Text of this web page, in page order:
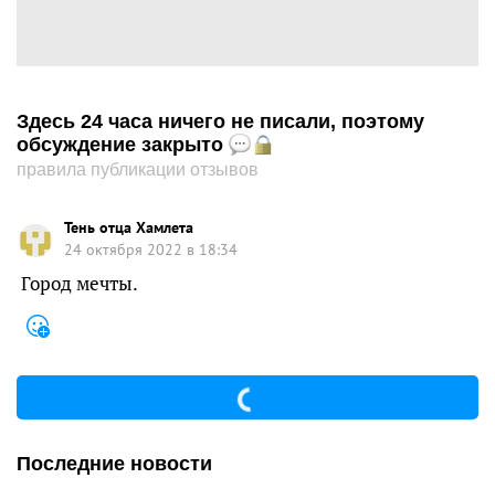
Здесь 24 часа ничего не писали, поэтому
обсуждение закрыто
правила публикации отзывов
Тень отца Хамлета
24 октября 2022 в 18:34
Город мечты.
Последние новости